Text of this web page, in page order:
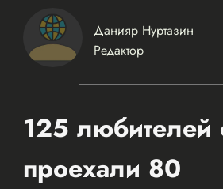
Данияр Нуртазин
Редактор
125 любителей
проехали 80